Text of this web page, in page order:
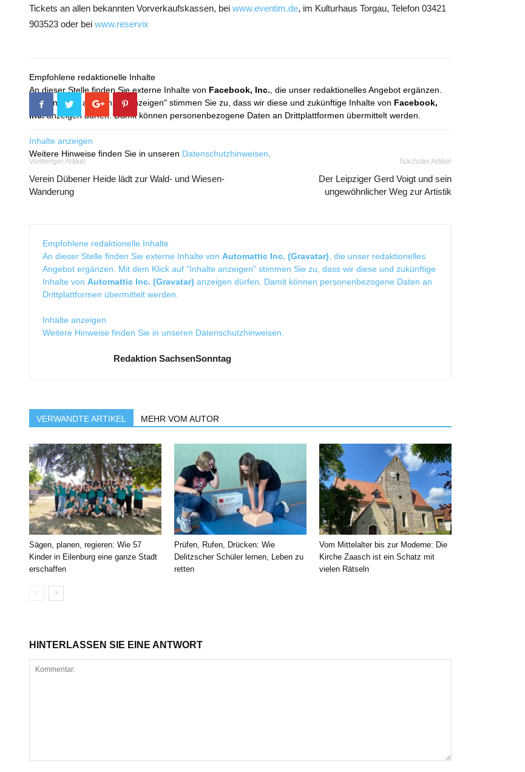
Tickets an allen bekannten Vorverkaufskassen, bei www.eventim.de, im Kulturhaus Torgau, Telefon 03421
903523 oder bei www.reservix
Empfohlene redaktionelle Inhalte
An dieser Stelle finden Sie externe Inhalte von Facebook, Inc. , die unser redaktionelles Angebot ergänzen.
Mit dem Klick auf "Inhalte anzeigen" stimmen Sie zu, dass wir diese und zukünftige Inhalte von Facebook,
Inc.anzeigen dürfen. Damit können personenbezogene Daten an Drittplattformen übermittelt werden.
Inhalte anzeigen
Weitere Hinweise finden Sie in unseren Datenschutzhinweisen
Vorheriger Artikel
Verein Dübener Heide lädt zur Wald- und Wiesen-
Wanderung
Nächster Artikel
Der Leipziger Gerd Voigt und sein
ungewöhnlicher Weg zur Artistik
Empfohlene redaktionelle Inhalte
An dieser Stelle finden Sie externe Inhalte von Automattic Inc. (Gravatar) , die unser redaktionelles
Angebot ergänzen. Mit dem Klick auf "Inhalte anzeigen" stimmen Sie zu, dass wir diese und zukünftige
Inhalte von Automattic Inc. (Gravatar) anzeigen dürfen. Damit können personenbezogene Daten an
Drittplattformen übermittelt werden.
Inhalte anzeigen
Weitere Hinweise finden Sie in unseren Datenschutzhinweisen
Redaktion SachsenSonntag
VERWANDTE ARTIKEL MEHR VOM AUTOR
Sägen, planen, regieren: Wie 57
Kinder in Eilenburg eine ganze Stadt
erschaffen
Prüfen, Rufen, Drücken: Wie
Delitzscher Schüler lernen, Leben zu
retten
Vom Mittelalter bis zur Moderne: Die
Kirche Zaasch ist ein Schatz mit
vielen Rätseln
HINTERLASSEN SIE EINE ANTWORT